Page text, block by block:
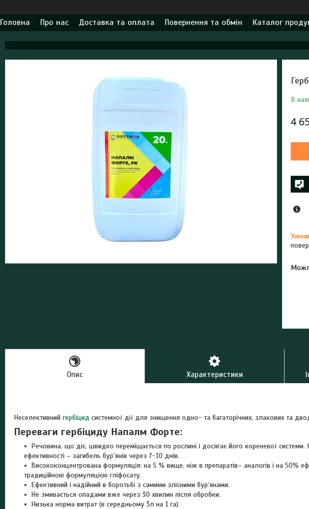
Головна Про нас Доставка та оплата Повернення та обмін Каталог
В
4
Опис Характеристики
Неселективний гербіцид системної дії для знищення одно- та багаторічних, злакових та
Переваги гербіциду Напалм Форте:
Речовина, що діє, швидко переміщається по рослині і досягає його кореневої системи.
ефективності – загибель бур’янів через 7-10 днів.
Висококонцентрована формуляція: на 5 % вище, ніж в препаратів– аналогів і на 50%
традиційною формуляцією гліфосату.
Ефективний і надійний в боротьбі з самими злісними бур’янами.
Не змивається опадами вже через 30 хвилин після обробки.
Низька норма витрат (в середньому 3л на 1 га).